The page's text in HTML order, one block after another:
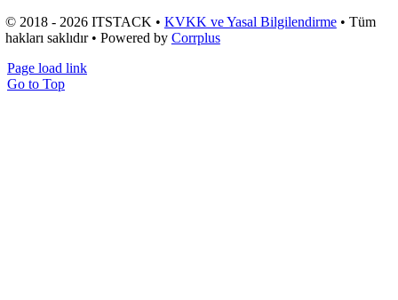
© 2018 - 2026 ITSTACK • KVKK ve Yasal Bilgilendirme• Tüm
hakları saklıdır • Powered by Corrplus
Page load link
Go to Top